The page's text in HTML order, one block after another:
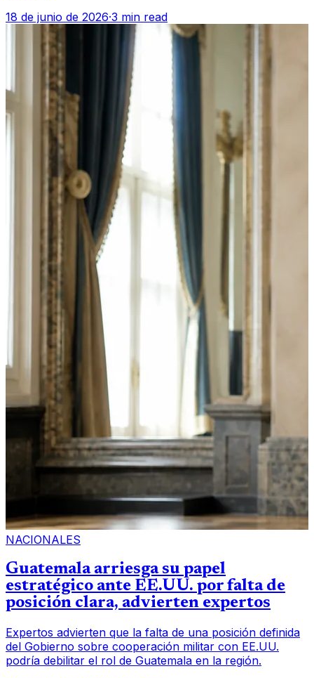
18 de junio de 2026·3 min read
NACIONALES
Guatemala arriesga su papel
estratégico ante EE.UU. por falta de
posición clara, advierten expertos
Expertos advierten que la falta de una posición definida
del Gobierno sobre cooperación militar con EE.UU.
podría debilitar el rol de Guatemala en la región.